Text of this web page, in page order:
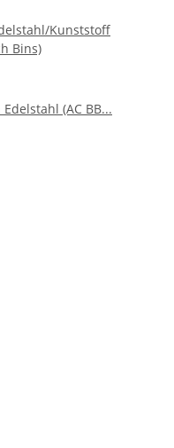
Kunststoff
Bins)